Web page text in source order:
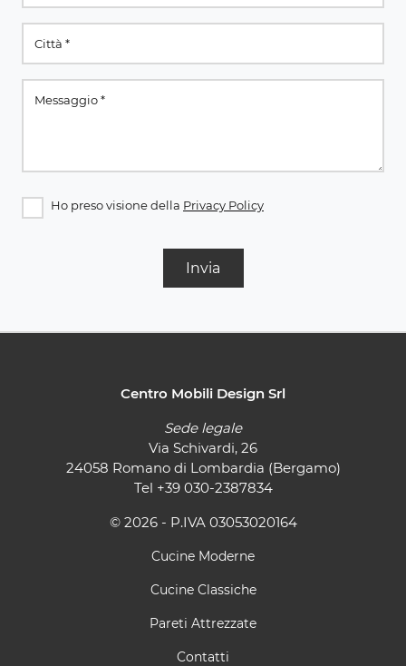
Ho preso visione della Privacy Policy
Invia
Centro Mobili Design Srl
Sede legale
Via Schivardi, 26
24058 Romano di Lombardia (Bergamo)
Tel +39 030-2387834
© 2026 - P.IVA 03053020164
Cucine Moderne
Cucine Classiche
Pareti Attrezzate
Contatti